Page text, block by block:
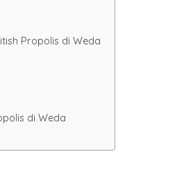
Propolis di Weda
di Weda